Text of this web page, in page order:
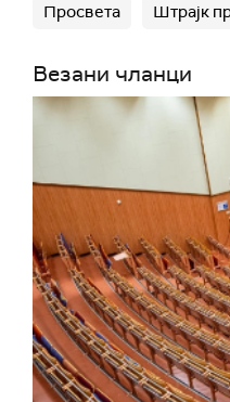
Просвета Штрајк
Везани чланци